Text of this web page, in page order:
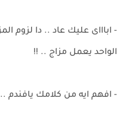
- اباااى عليك عاد .. دا لزوم
الواحد يعمل مزاج .. !!
- افهم ايه من كلامك يافندم ..